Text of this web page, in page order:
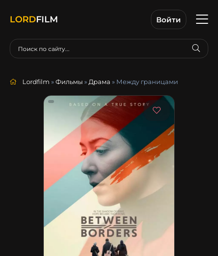
LORDFILM Войти
Lordfilm »Фильмы » Драма » Между границами